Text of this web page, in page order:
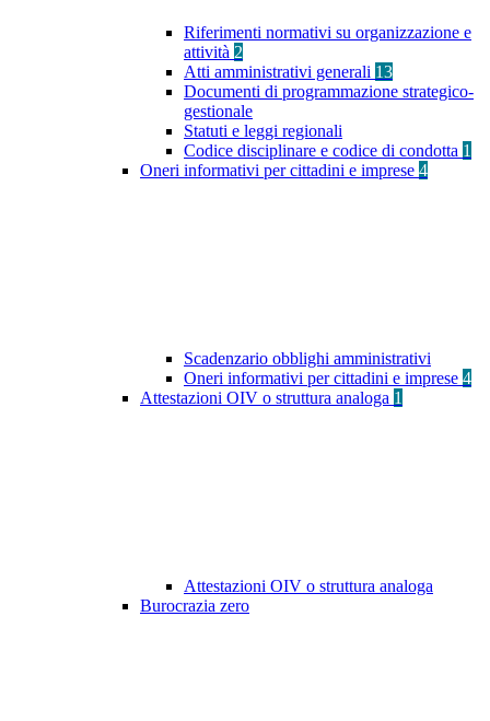
Riferimenti normativi su organizzazione e
attività 2
Atti amministrativi generali 13
Documenti di programmazione strategico-
gestionale
Statuti e leggi regionali
Codice disciplinare e codice di condotta 1
Oneri informativi per cittadini e imprese 4
Scadenzario obblighi amministrativi
Oneri informativi per cittadini e imprese 4
Attestazioni OIV o struttura analoga 1
Attestazioni OIV o struttura analoga
Burocrazia zero